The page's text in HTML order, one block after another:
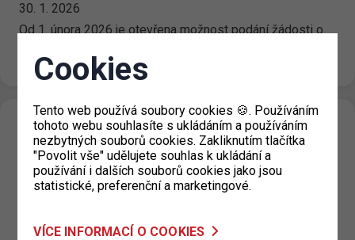
30. 1. 2026
Od 1. února 2026 je otevřena možnost podání žádosti o
vozidla s platností od 1. 3.…
Uzavření výdejny parkovacích oprávnění
pro Prahu 4
22. 1. 2026
oprávnění pro Prahu 4. Více…
Cookies
Tento web používá soubory cookies 🍪. Používáním
tohoto webu souhlasíte s ukládáním a používáním
nezbytných souborů cookies. Zakliknutím tlačítka
"Povolit vše" udělujete souhlas k ukládání a
používání i dalších souborů cookies jako jsou
statistické, preferenční a marketingové.
VÍCE INFORMACÍ O COOKIES